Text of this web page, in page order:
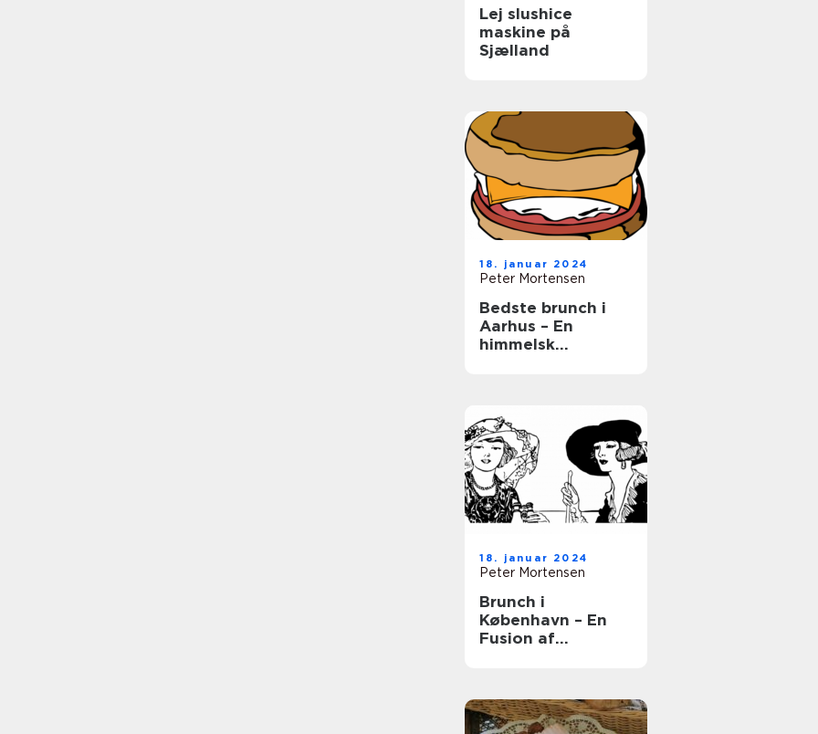
Lej slushice
maskine på
Sjælland
18. januar 2024
Peter Mortensen
Bedste brunch i
Aarhus – En
himmelsk
18. januar 2024
Peter Mortensen
Brunch i
København – En
Fusion af